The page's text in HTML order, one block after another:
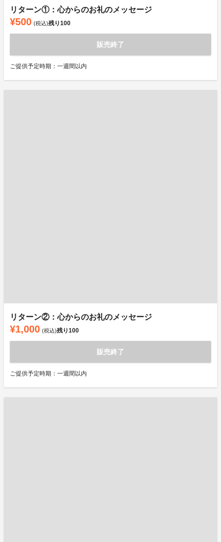
リターン①：心からのお礼のメッセージ
¥500 (税込)残り100
販売終了
ご提供予定時期：一週間以内
リターン②：心からのお礼のメッセージ
¥1,000 (税込)残り100
販売終了
ご提供予定時期：一週間以内